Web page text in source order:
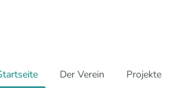
Der Verein Projekte